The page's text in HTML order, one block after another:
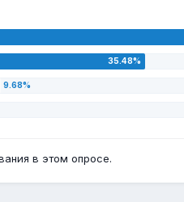
в этом опросе.